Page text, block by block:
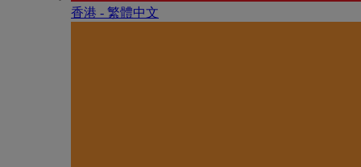
香港 - 繁體中文